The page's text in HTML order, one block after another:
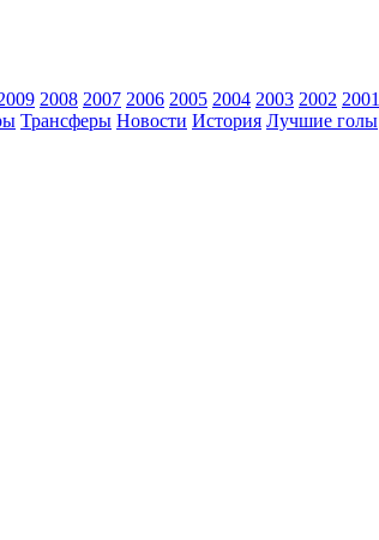
2008 2007 2006 2005 2004 2003 2002 2001
Трансферы Новости История Лучшие голы